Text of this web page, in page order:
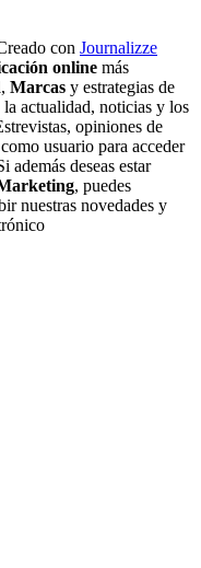
con Journalizze
online más
, Marcas y estrategias de
actualidad, noticias y los
opiniones de
usuario para acceder
además deseas estar
, puedes
nuestras novedades y